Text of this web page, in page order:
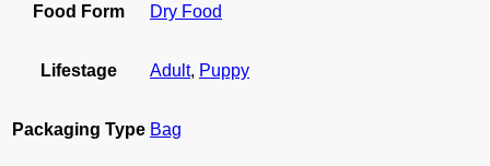
Food Form Dry Food
Lifestage Adult, Puppy
Packaging Type Bag